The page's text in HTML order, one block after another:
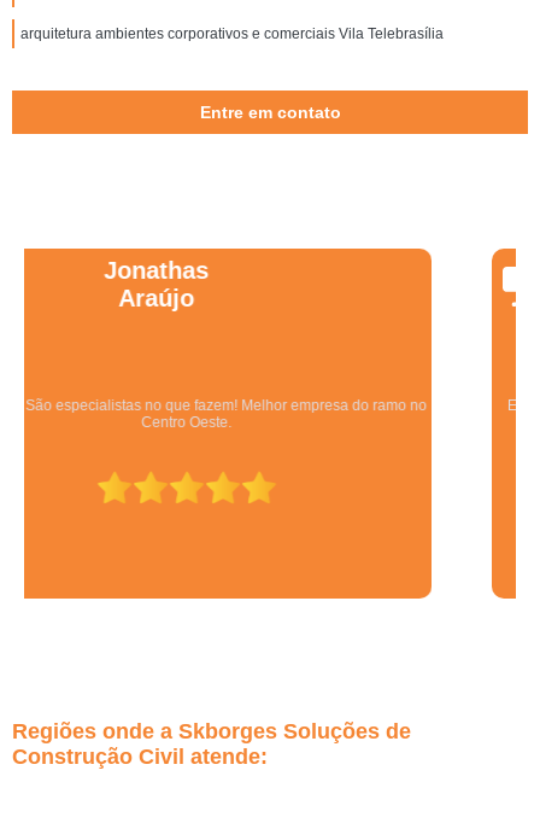
arquitetura ambientes corporativos e comerciais Vila Telebrasília
Entre em contato
Wanessa
Equipe qualificada, atendimento muito pontual e de forma organizada.
Preza pela qualidade, bom gosto e preço justo.
Regiões onde a Skborges Soluções de
Construção Civil atende: